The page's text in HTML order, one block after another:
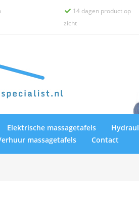
 14 dagen product op
zicht
Elektrische massagetafels
massagetafels Contact